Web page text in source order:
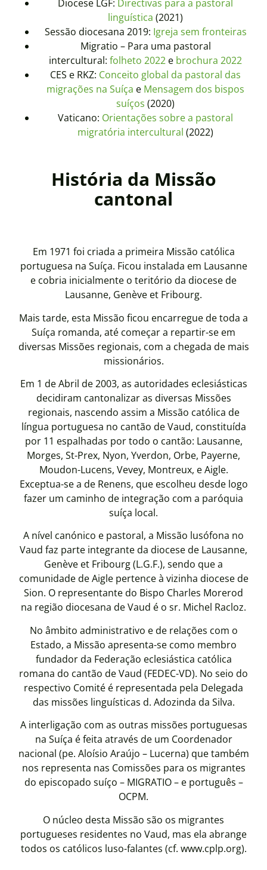
Diocese LGF: Directivas para a pastoral
linguística (2021)
Sessão diocesana 2019: Igreja sem fronteiras
Migratio – Para uma pastoral
intercultural: folheto 2022 e brochura 2022
CES e RKZ: Conceito global da pastoral das
migrações na Suíça e Mensagem dos bispos
suíços (2020)
Vaticano: Orientações sobre a pastoral
migratória intercultural (2022)
História da Missão
cantonal
Em 1971 foi criada a primeira Missão católica
portuguesa na Suíça. Ficou instalada em Lausanne
e cobria inicialmente o teritório da diocese de
Lausanne, Genève et Fribourg.
Mais tarde, esta Missão ficou encarregue de toda a
Suíça romanda, até começar a repartir-se em
diversas Missões regionais, com a chegada de mais
missionários.
Em 1 de Abril de 2003, as autoridades eclesiásticas
decidiram cantonalizar as diversas Missões
regionais, nascendo assim a Missão católica de
língua portuguesa no cantão de Vaud, constituída
por 11 espalhadas por todo o cantão: Lausanne,
Morges, St-Prex, Nyon, Yverdon, Orbe, Payerne,
Moudon-Lucens, Vevey, Montreux, e Aigle.
Exceptua-se a de Renens, que escolheu desde logo
fazer um caminho de integração com a paróquia
suíça local.
A nível canónico e pastoral, a Missão lusófona no
Vaud faz parte integrante da diocese de Lausanne,
Genève et Fribourg (L.G.F.), sendo que a
comunidade de Aigle pertence à vizinha diocese de
Sion. O representante do Bispo Charles Morerod
na região diocesana de Vaud é o sr. Michel Racloz.
No âmbito administrativo e de relações com o
Estado, a Missão apresenta-se como membro
fundador da Federação eclesiástica católica
romana do cantão de Vaud (FEDEC-VD). No seio do
respectivo Comité é representada pela Delegada
das missões linguísticas d. Adozinda da Silva.
A interligação com as outras missões portuguesas
na Suíça é feita através de um Coordenador
nacional (pe. Aloísio Araújo – Lucerna) que também
nos representa nas Comissões para os migrantes
do episcopado suíço – MIGRATIO – e português –
OCPM.
O núcleo desta Missão são os migrantes
portugueses residentes no Vaud, mas ela abrange
todos os católicos luso-falantes (cf. www.cplp.org).